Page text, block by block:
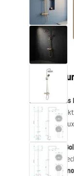
DasRea
höchster
in moderne
Brushed
und
PVD -